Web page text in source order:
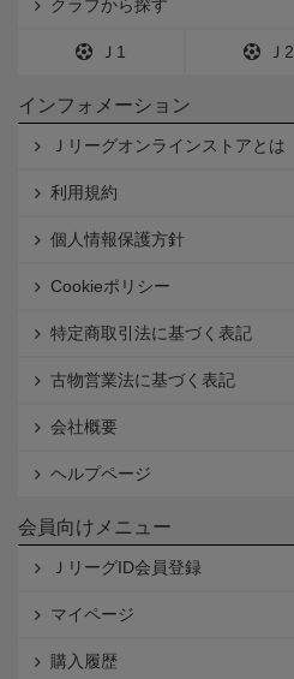
クラブから探す
Ｊ1 Ｊ2
インフォメーション
Ｊリーグオンラインストアとは
利用規約
個人情報保護方針
Cookieポリシー
特定商取引法に基づく表記
古物営業法に基づく表記
会社概要
ヘルプページ
会員向けメニュー
ＪリーグID会員登録
マイページ
購入履歴